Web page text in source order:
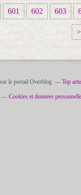
601 602 603
>
le portail Overblog Top
Cookies et données